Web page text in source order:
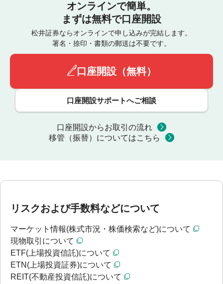
オンラインで簡単。
まずは無料で口座開設
松井証券ならオンラインで申し込みが完結します。
署名・捺印・書類の郵送は不要です。
口座開設（無料）
口座開設サポートへご相談
口座開設からお取引の流れ
移管（振替）についてはこちら
リスクおよび手数料などについて
マーケット情報(株式市況・株価検索など)について
現物取引について
ETF(上場投資信託)について
ETN(上場投資証券)について
REIT(不動産投資信託)について